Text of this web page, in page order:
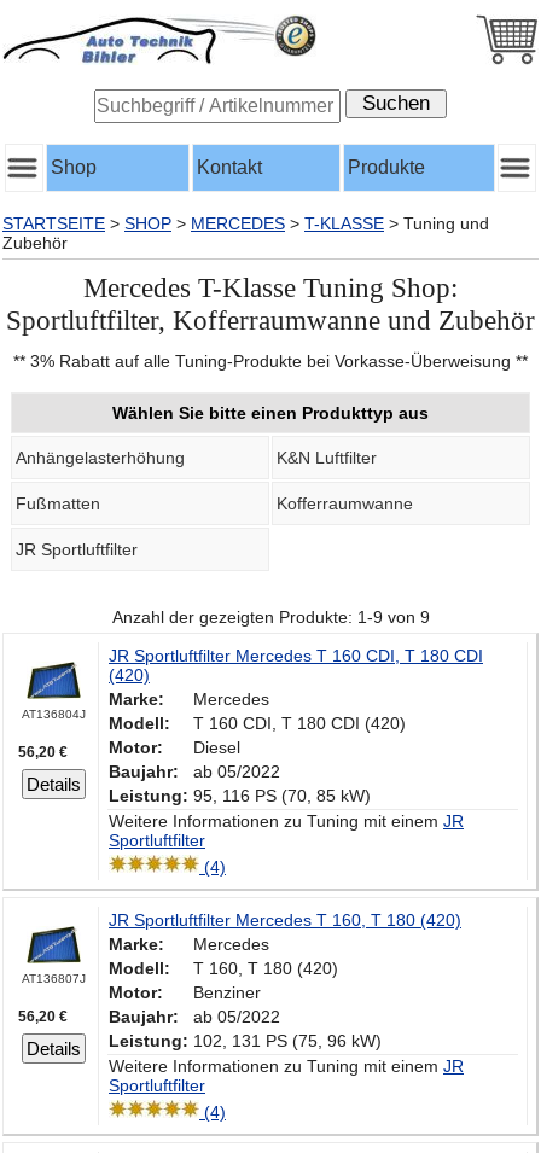
Shop Kontakt Produkte
STARTSEITE > SHOP > MERCEDES > T-KLASSE > Tuning und
Zubehör
Mercedes T-Klasse Tuning Shop:
Sportluftfilter, Kofferraumwanne und Zubehör
** 3% Rabatt auf alle Tuning-Produkte bei Vorkasse-Überweisung **
Wählen Sie bitte einen Produkttyp aus
Anhängelasterhöhung K&N Luftfilter
Fußmatten Kofferraumwanne
JR Sportluftfilter
Anzahl der gezeigten Produkte: 1-9 von 9
AT136804J
56,20 €
Details
JR Sportluftfilter Mercedes T 160 CDI, T 180 CDI
(420)
Marke:
Mercedes
Modell:
T 160 CDI, T 180 CDI (420)
Motor:
Diesel
Baujahr:
ab 05/2022
Leistung: 95, 116 PS (70, 85 kW)
Weitere Informationen zu Tuning mit einem JR
Sportluftfilter
(4)
AT136807J
56,20 €
Details
JR Sportluftfilter Mercedes T 160, T 180 (420)
Marke:
Mercedes
Modell:
T 160, T 180 (420)
Motor:
Benziner
Baujahr:
ab 05/2022
Leistung: 102, 131 PS (75, 96 kW)
Weitere Informationen zu Tuning mit einem JR
Sportluftfilter
(4)